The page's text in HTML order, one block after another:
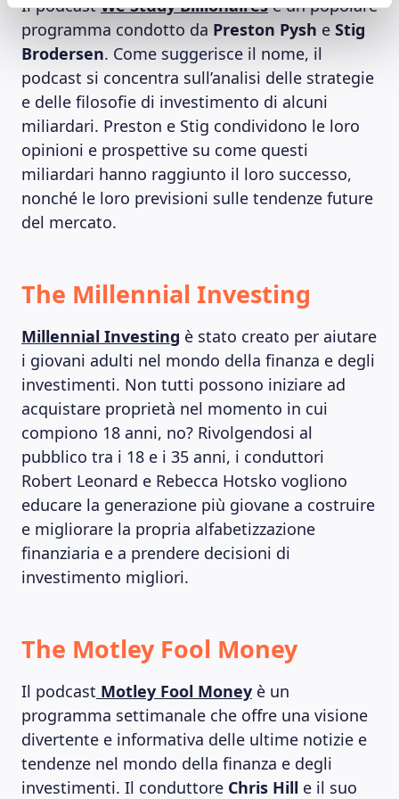
Il podcastWe Study Billionairesè un popolare
programma condotto da Preston Pysh e Stig
Brodersen. Come suggerisce il nome, il
podcast si concentra sull’analisi delle strategie
e delle filosofie di investimento di alcuni
miliardari. Preston e Stig condividono le loro
opinioni e prospettive su come questi
miliardari hanno raggiunto il loro successo,
nonché le loro previsioni sulle tendenze future
del mercato.
The Millennial Investing
Millennial Investing è stato creato per aiutare
i giovani adulti nel mondo della finanza e degli
investimenti. Non tutti possono iniziare ad
acquistare proprietà nel momento in cui
compiono 18 anni, no? Rivolgendosi al
pubblico tra i 18 e i 35 anni, i conduttori
Robert Leonard e Rebecca Hotsko vogliono
educare la generazione più giovane a costruire
e migliorare la propria alfabetizzazione
finanziaria e a prendere decisioni di
investimento migliori.
The Motley Fool Money
Il podcast Motley Fool Money è un
programma settimanale che offre una visione
divertente e informativa delle ultime notizie e
tendenze nel mondo della finanza e degli
investimenti. Il conduttore Chris Hill e il suo